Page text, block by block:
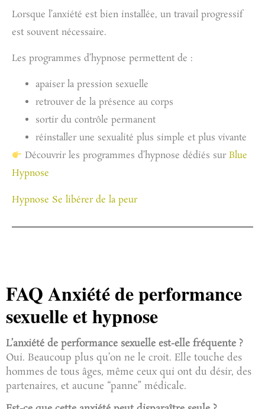
Lorsque l’anxiété est bien installée, un travail progressif
est souvent nécessaire.
Les programmes d’hypnose permettent de :
apaiser la pression sexuelle
retrouver de la présence au corps
sortir du contrôle permanent
réinstaller une sexualité plus simple et plus vivante
Découvrir les programmes d’hypnose dédiés surBlue
Hypnose
Hypnose Se libérer de la peur
FAQ Anxiété de performance
sexuelle et hypnose
L’anxiété de performance sexuelle est-elle fréquente ?
Oui. Beaucoup plus qu’on ne le croit. Elle touche des
hommes de tous âges, même ceux qui ont du désir, des
partenaires, et aucune “panne” médicale.